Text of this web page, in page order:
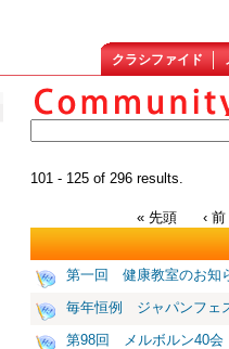
クラシファイド
101 - 125 of 296 results.
« 先頭 ‹ 前
第一回 健康教室のお知
毎年恒例 ジャパンフェ
第98回 メルボルン40会